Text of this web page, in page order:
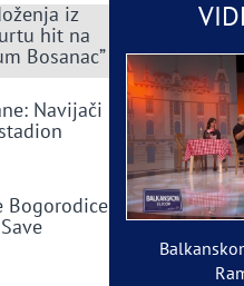
iz
hit na
Bosanac”
Navijači
Bogorodice